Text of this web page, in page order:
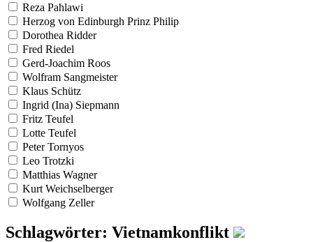
Reza Pahlawi
Herzog von Edinburgh Prinz Philip
Dorothea Ridder
Fred Riedel
Gerd-Joachim Roos
Wolfram Sangmeister
Klaus Schütz
Ingrid (Ina) Siepmann
Fritz Teufel
Lotte Teufel
Peter Tornyos
Leo Trotzki
Matthias Wagner
Kurt Weichselberger
Wolfgang Zeller
Schlagwörter: Vietnamkonflikt